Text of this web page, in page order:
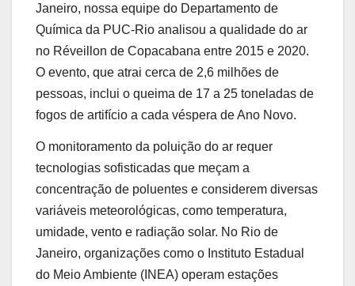
Janeiro, nossa equipe do Departamento de
Química da PUC-Rio analisou a qualidade do ar
no Réveillon de Copacabana entre 2015 e 2020.
O evento, que atrai cerca de 2,6 milhões de
pessoas, inclui o queima de 17 a 25 toneladas de
fogos de artifício a cada véspera de Ano Novo.
O monitoramento da poluição do ar requer
tecnologias sofisticadas que meçam a
concentração de poluentes e considerem diversas
variáveis ​​meteorológicas, como temperatura,
umidade, vento e radiação solar. No Rio de
Janeiro, organizações como o Instituto Estadual
do Meio Ambiente (INEA) operam estações